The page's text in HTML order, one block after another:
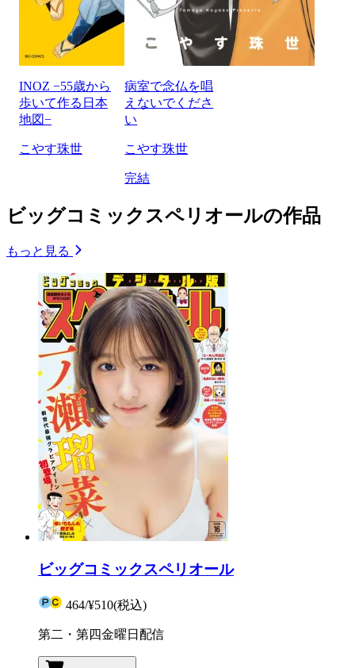
INOZ −55歳から
歩いて作る日本
地図−
こやす珠世
病室で念仏を唱
えないでくださ
い
こやす珠世
完結
ビッグコミックスペリオールの作品
もっと見る
ビッグコミックスペリオール
464/¥510(税込)
第二・第四金曜日配信